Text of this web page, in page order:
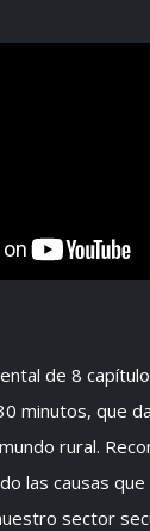
de 8
minutos, que
rural.
las causas
sector